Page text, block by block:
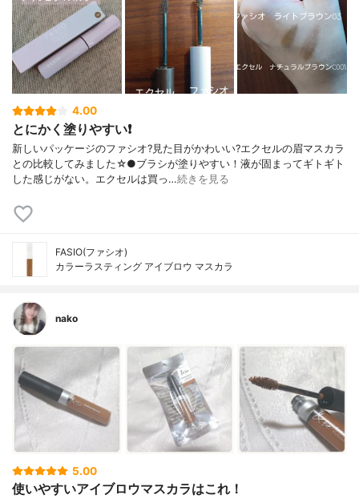
4.00
とにかく塗りやすい❗
新しいパッケージのファシオ?見た目がかわいい?エクセルの眉マスカラ
との比較してみました☆●ブラシが塗りやすい！液が固まってギトギト
した感じがない。エクセルは買っ…続きを見る
FASIO(ファシオ)
カラーラスティング アイブロウ マスカラ
nako
5.00
使いやすいアイブロウマスカラはこれ！